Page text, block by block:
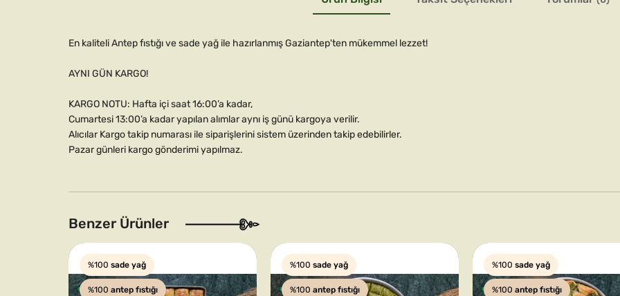
En kaliteli Antep fıstığı ve sade yağ ile hazırlanmış Gaziantep'ten mükemmel lezzet!
AYNI GÜN KARGO!
KARGO NOTU: Hafta içi saat 16:00’a kadar,
Cumartesi 13:00’a kadar yapılan alımlar aynı iş günü kargoya verilir.
Alıcılar Kargo takip numarası ile siparişlerini sistem üzerinden takip edebilirler.
Pazar günleri kargo gönderimi yapılmaz.
Benzer Ürünler
%100 sade yağ
%100 antep fıstığı
%100 sade yağ
%100 antep fıstığı
%100 sade yağ
%100 antep fıstığı